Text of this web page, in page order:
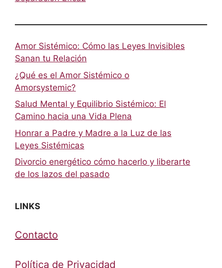
Amor Sistémico: Cómo las Leyes Invisibles
Sanan tu Relación
¿Qué es el Amor Sistémico o
Amorsystemic?
Salud Mental y Equilibrio Sistémico: El
Camino hacia una Vida Plena
Honrar a Padre y Madre a la Luz de las
Leyes Sistémicas
Divorcio energético cómo hacerlo y liberarte
de los lazos del pasado
LINKS
Contacto
Política de Privacidad